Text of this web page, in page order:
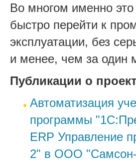
Во многом именно
быстро перейти к
эксплуатации, без
и менее, чем за один
Публикации о
Автоматизация
программы
ERP Управление
2" в ООО